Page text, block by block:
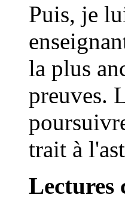
Puis, je
la plus
preuves.
trait à
Lectures